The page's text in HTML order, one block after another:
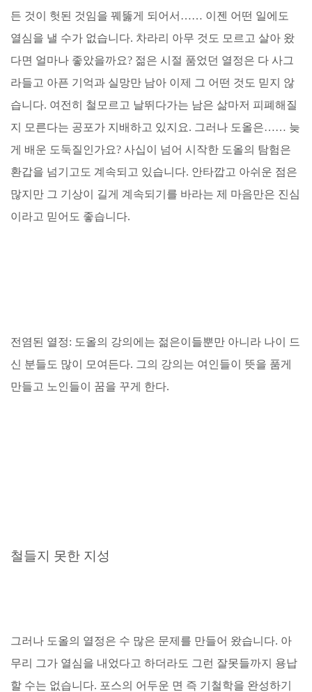
든 것이 헛된 것임을 꿰뚫게 되어서…… 이젠 어떤 일에도
열심을 낼 수가 없습니다. 차라리 아무 것도 모르고 살아 왔
다면 얼마나 좋았을까요? 젊은 시절 품었던 열정은 다 사그
라들고 아픈 기억과 실망만 남아 이제 그 어떤 것도 믿지 않
습니다. 여전히 철모르고 날뛰다가는 남은 삶마저 피폐해질
지 모른다는 공포가 지배하고 있지요. 그러나 도올은…… 늦
게 배운 도둑질인가요? 사십이 넘어 시작한 도올의 탐험은
환갑을 넘기고도 계속되고 있습니다. 안타깝고 아쉬운 점은
많지만 그 기상이 길게 계속되기를 바라는 제 마음만은 진심
이라고 믿어도 좋습니다.
전염된 열정: 도올의 강의에는 젊은이들뿐만 아니라 나이 드
신 분들도 많이 모여든다. 그의 강의는 여인들이 뜻을 품게
만들고 노인들이 꿈을 꾸게 한다.
철들지 못한 지성
그러나 도올의 열정은 수 많은 문제를 만들어 왔습니다. 아
무리 그가 열심을 내었다고 하더라도 그런 잘못들까지 용납
할 수는 없습니다. 포스의 어두운 면 즉 기철학을 완성하기